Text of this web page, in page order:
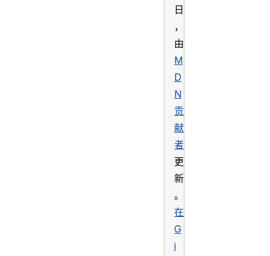
日
，
由
M
D
N
贡
献
者
更
新
。
在
G
i